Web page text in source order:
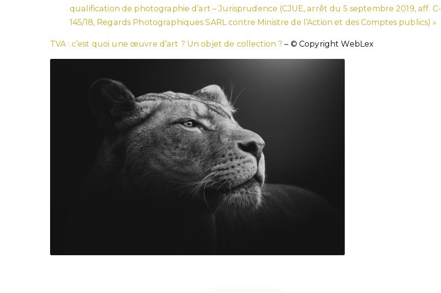
qualification de photographie d’art – Jurisprudence (CJUE, arrêt du 5 septembre 2019, aff. C-
145/18, Regards Photographiques SARL contre Ministre de l’Action et des Comptes publics) »
TVA : c’est quoi une œuvre d’art ? Un objet de collection ? – © Copyright WebLex